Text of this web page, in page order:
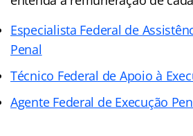
Especialista Federal de
Penal
Técnico Federal de Apoio à
Agente Federal de Execução